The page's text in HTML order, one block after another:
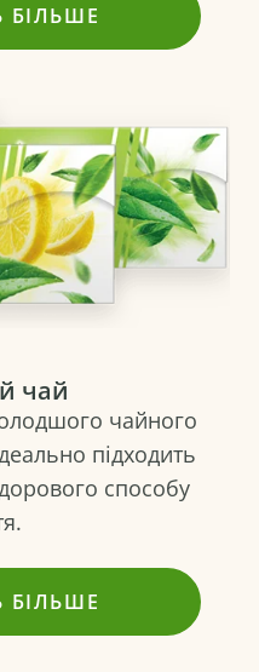
БІЛЬШЕ
чай
чайного
підходить
способу
БІЛЬШЕ